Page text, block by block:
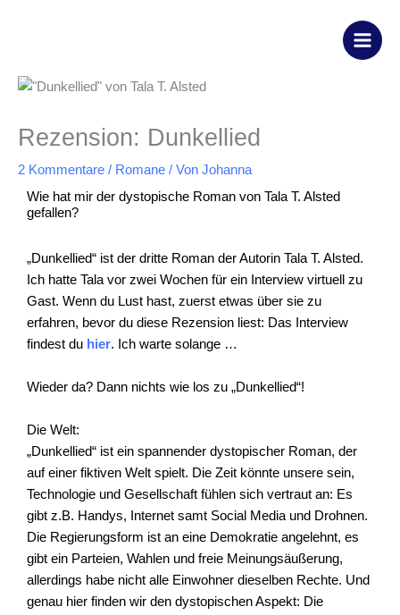
Rezension: Dunkellied
2 Kommentare / Romane / Von Johanna
Wie hat mir der dystopische Roman von Tala T. Alsted
gefallen?
„Dunkellied“ ist der dritte Roman der Autorin Tala T. Alsted.
Ich hatte Tala vor zwei Wochen für ein Interview virtuell zu
Gast. Wenn du Lust hast, zuerst etwas über sie zu
erfahren, bevor du diese Rezension liest: Das Interview
findest du hier. Ich warte solange …
Wieder da? Dann nichts wie los zu „Dunkellied“!
Die Welt:
„Dunkellied“ ist ein spannender dystopischer Roman, der
auf einer fiktiven Welt spielt. Die Zeit könnte unsere sein,
Technologie und Gesellschaft fühlen sich vertraut an: Es
gibt z.B. Handys, Internet samt Social Media und Drohnen.
Die Regierungsform ist an eine Demokratie angelehnt, es
gibt ein Parteien, Wahlen und freie Meinungsäußerung,
allerdings habe nicht alle Einwohner dieselben Rechte. Und
genau hier finden wir den dystopischen Aspekt: Die